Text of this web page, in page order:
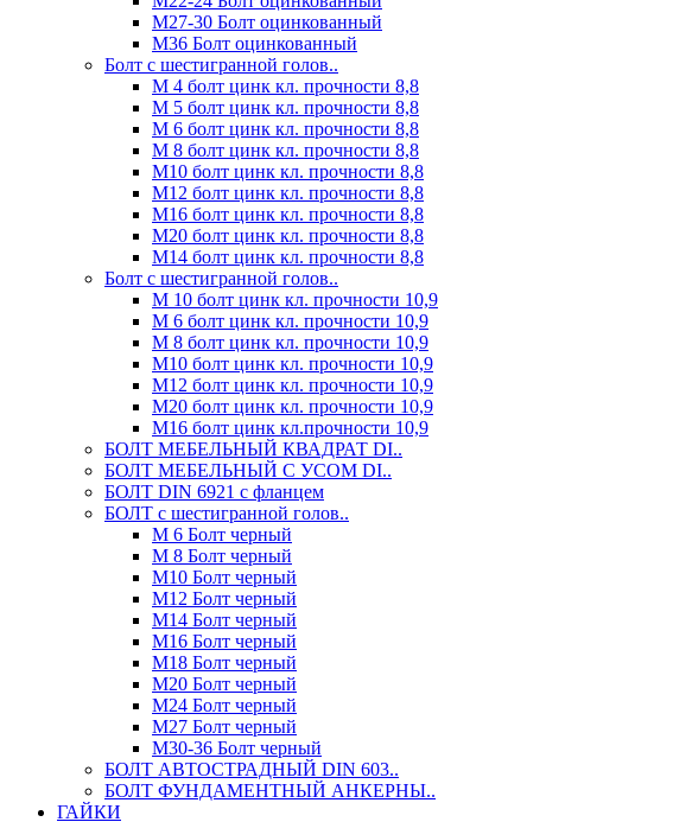
М27-30 Болт оцинкованный
М36 Болт оцинкованный
Болт с шестигранной голов..
М 4 болт цинк кл. прочности 8,8
М 5 болт цинк кл. прочности 8,8
М 6 болт цинк кл. прочности 8,8
М 8 болт цинк кл. прочности 8,8
М10 болт цинк кл. прочности 8,8
М12 болт цинк кл. прочности 8,8
М16 болт цинк кл. прочности 8,8
М20 болт цинк кл. прочности 8,8
М14 болт цинк кл. прочности 8,8
Болт с шестигранной голов..
М 10 болт цинк кл. прочности 10,9
М 6 болт цинк кл. прочности 10,9
М 8 болт цинк кл. прочности 10,9
М10 болт цинк кл. прочности 10,9
М12 болт цинк кл. прочности 10,9
М20 болт цинк кл. прочности 10,9
М16 болт цинк кл.прочности 10,9
БОЛТ МЕБЕЛЬНЫЙ КВАДРАТ DI..
БОЛТ МЕБЕЛЬНЫЙ С УСОМ DI..
БОЛТ DIN 6921 c фланцем
БОЛТ с шестигранной голов..
М 6 Болт черный
М 8 Болт черный
М10 Болт черный
М12 Болт черный
М14 Болт черный
М16 Болт черный
М18 Болт черный
М20 Болт черный
М24 Болт черный
М27 Болт черный
М30-36 Болт черный
БОЛТ АВТОСТРАДНЫЙ DIN 603..
БОЛТ ФУНДАМЕНТНЫЙ АНКЕРНЫ..
ГАЙКИ